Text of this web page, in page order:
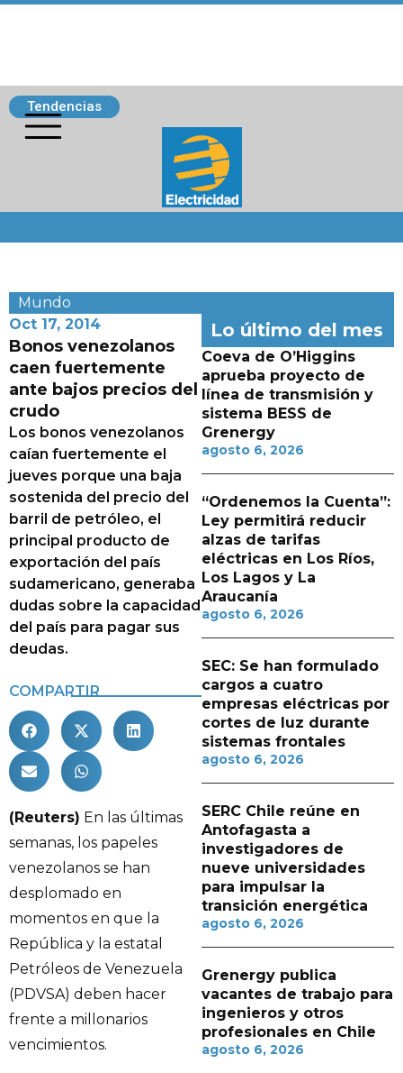
Tendencias
Mundo
Oct 17, 2014
Bonos venezolanos
caen fuertemente
ante bajos precios del
crudo
Los bonos venezolanos
caían fuertemente el
jueves porque una baja
sostenida del precio del
barril de petróleo, el
principal producto de
exportación del país
sudamericano, generaba
dudas sobre la capacidad
del país para pagar sus
deudas.
COMPARTIR
(Reuters) En las últimas
semanas, los papeles
venezolanos se han
desplomado en
momentos en que la
República y la estatal
Petróleos de Venezuela
(PDVSA) deben hacer
frente a millonarios
vencimientos.
Lo último del mes
Coeva de O’Higgins
aprueba proyecto de
línea de transmisión y
sistema BESS de
Grenergy
agosto 6, 2026
“Ordenemos la Cuenta”:
Ley permitirá reducir
alzas de tarifas
eléctricas en Los Ríos,
Los Lagos y La
Araucanía
agosto 6, 2026
SEC: Se han formulado
cargos a cuatro
empresas eléctricas por
cortes de luz durante
sistemas frontales
agosto 6, 2026
SERC Chile reúne en
Antofagasta a
investigadores de
nueve universidades
para impulsar la
transición energética
agosto 6, 2026
Grenergy publica
vacantes de trabajo para
ingenieros y otros
profesionales en Chile
agosto 6, 2026